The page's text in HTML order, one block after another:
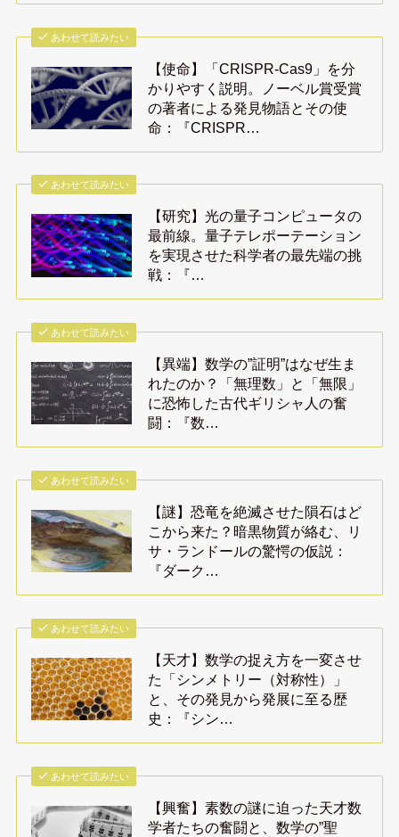
あわせて読みたい
【使命】「CRISPR-Cas9」を分
かりやすく説明。ノーベル賞受賞
の著者による発見物語とその使
命：『CRISPR…
あわせて読みたい
【研究】光の量子コンピュータの
最前線。量子テレポーテーション
を実現させた科学者の最先端の挑
戦：『…
あわせて読みたい
【異端】数学の”証明”はなぜ生ま
れたのか？「無理数」と「無限」
に恐怖した古代ギリシャ人の奮
闘：『数…
あわせて読みたい
【謎】恐竜を絶滅させた隕石はど
こから来た？暗黒物質が絡む、リ
サ・ランドールの驚愕の仮説：
『ダーク…
あわせて読みたい
【天才】数学の捉え方を一変させ
た「シンメトリー（対称性）」
と、その発見から発展に至る歴
史：『シン…
あわせて読みたい
【興奮】素数の謎に迫った天才数
学者たちの奮闘と、数学の”聖